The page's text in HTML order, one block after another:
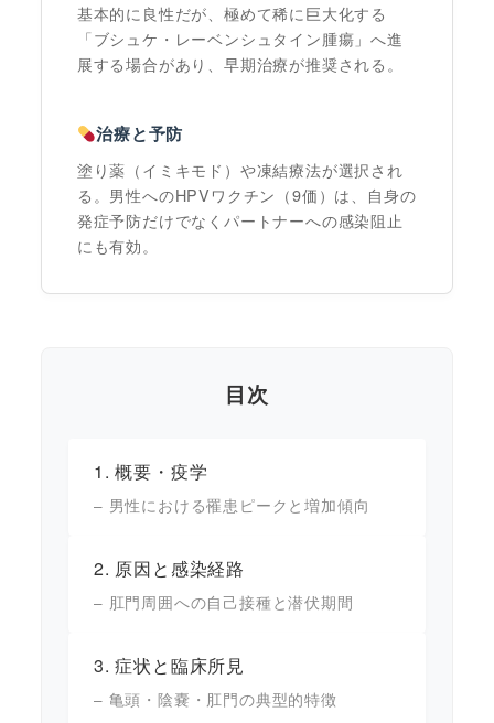
基本的に良性だが、極めて稀に巨大化する
「ブシュケ・レーベンシュタイン腫瘍」へ進
展する場合があり、早期治療が推奨される。
治療と予防
塗り薬（イミキモド）や凍結療法が選択され
る。男性へのHPVワクチン（9価）は、自身の
発症予防だけでなくパートナーへの感染阻止
にも有効。
目次
1. 概要・疫学
– 男性における罹患ピークと増加傾向
2. 原因と感染経路
– 肛門周囲への自己接種と潜伏期間
3. 症状と臨床所見
– 亀頭・陰嚢・肛門の典型的特徴